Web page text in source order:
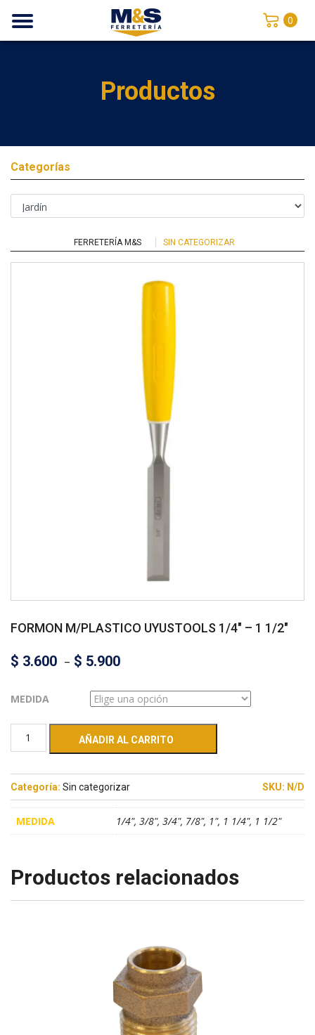
0
Productos
Categorías
FERRETERÍA M&S SIN CATEGORIZAR
FORMON M/PLASTICO UYUSTOOLS 1/4″ – 1 1/2″
$ 3.600 – $ 5.900
MEDIDA
AÑADIR AL CARRITO
Categoría: Sin categorizar SKU: N/D
MEDIDA 1/4", 3/8", 3/4", 7/8", 1", 1 1/4", 1 1/2"
Productos relacionados